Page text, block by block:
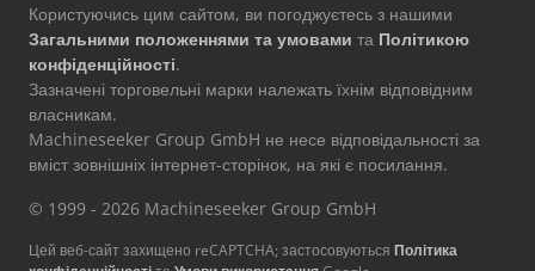
Користуючись цим сайтом, ви погоджуєтесь з нашими
Загальними положеннями та умовами та Політикою
конфіденційності.
Зазначені торговельні марки належать їхнім відповідним
власникам.
Machineseeker Group GmbH не несе відповідальності за
вміст зовнішніх інтернет-сторінок, на які є посилання.
© 1999 - 2026 Machineseeker Group GmbH
Цей веб-сайт захищено reCAPTCHA; застосовуються Політика